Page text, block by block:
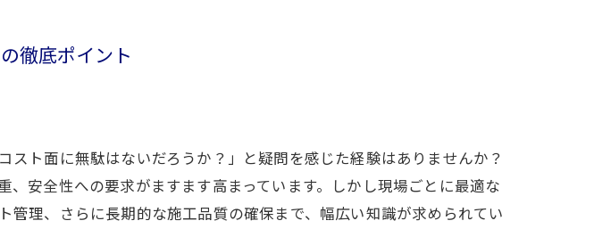
徹底ポイント
ト面に無駄はないだろうか？」と疑問を感じた経験はありませんか？
安全性への要求がますます高まっています。しかし現場ごとに最適な
理、さらに長期的な施工品質の確保まで、幅広い知識が求められてい